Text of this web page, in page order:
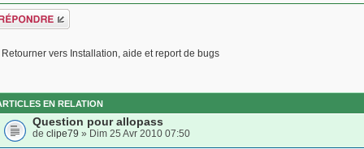
Retourner vers Installation, aide et report de bugs
EN RELATION
Question pour allopass
de clipe79 » Dim 25 Avr 2010 07:50